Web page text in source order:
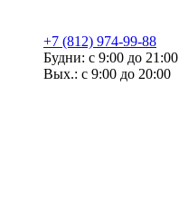
+7 (812) 974-99-88
Будни: с 9:00 до 21:00
Вых.: с 9:00 до 20:00